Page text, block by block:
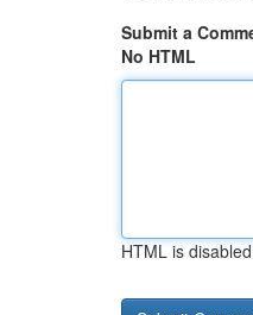
Submit a
No HTML
HTML is disabled